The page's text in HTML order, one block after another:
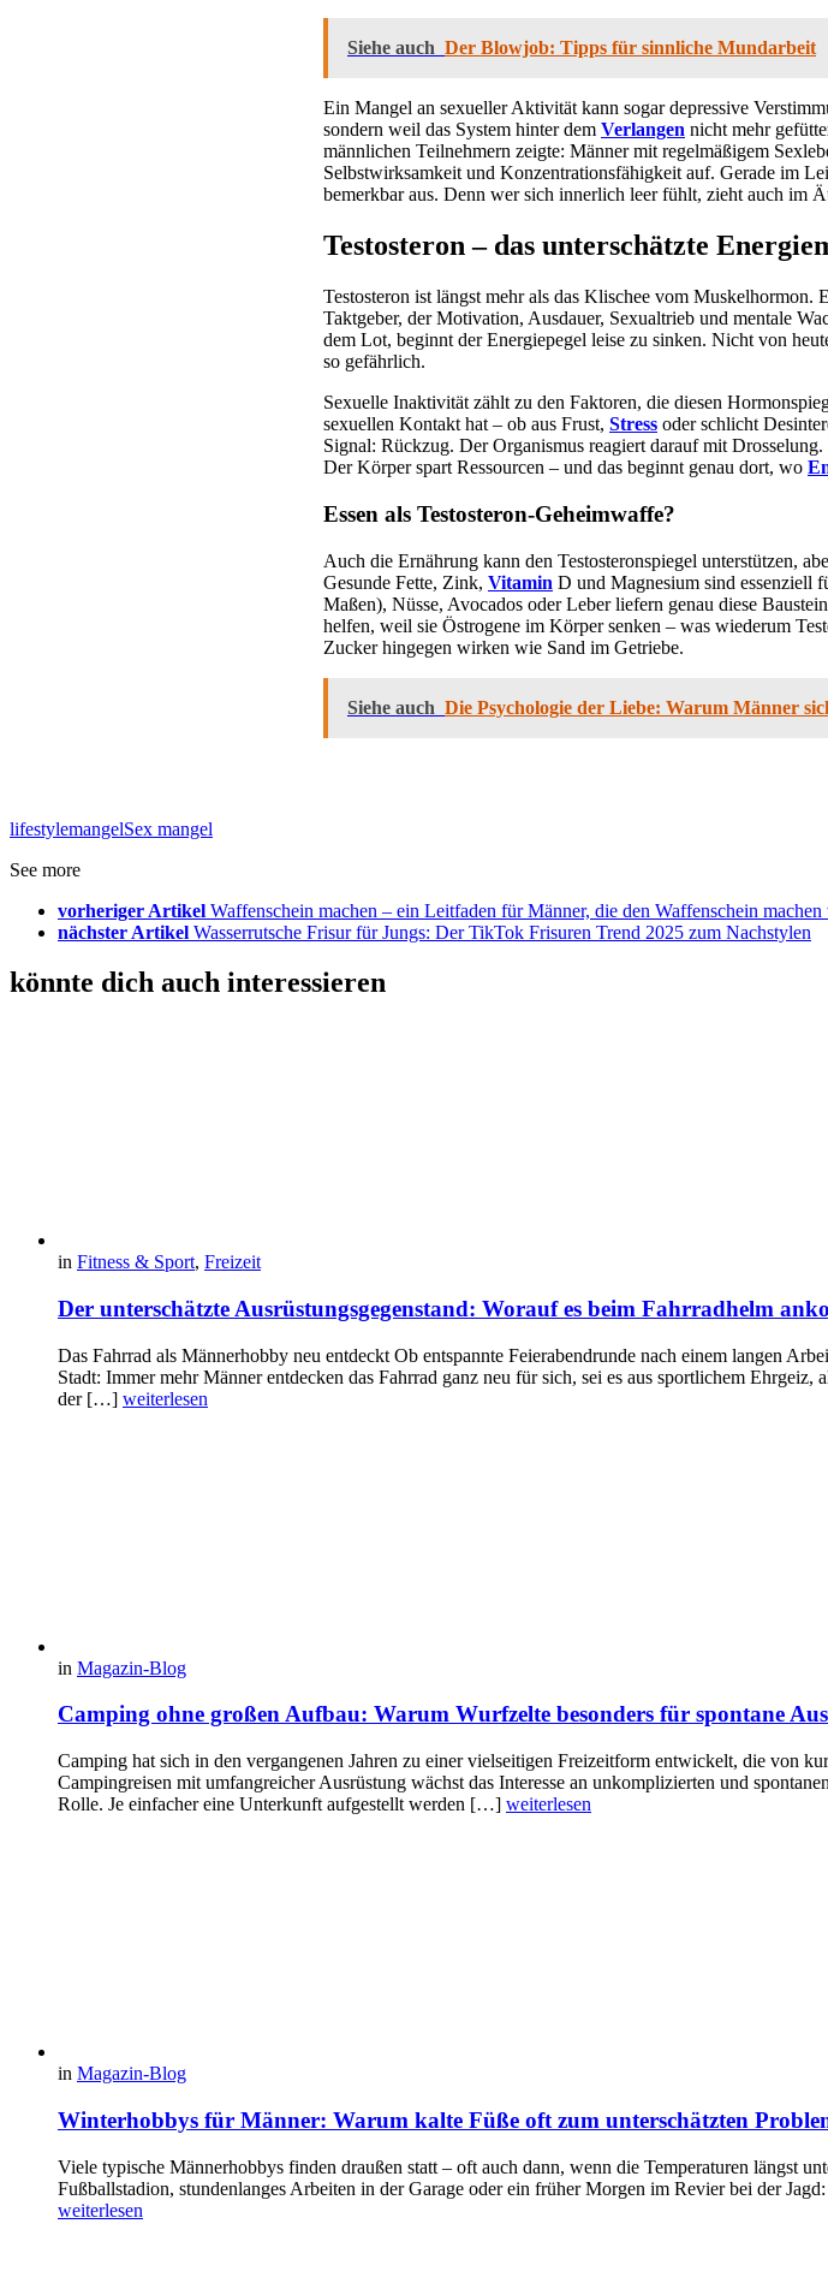
Siehe auch Der Blowjob: Tipps für sinnliche Mundarbeit
Ein Mangel an sexueller Aktivität kann sogar depressive
sondern weil das System hinter dem Verlangen nicht mehr
männlichen Teilnehmern zeigte: Männer mit regelmäßigem
Selbstwirksamkeit und Konzentrationsfähigkeit auf. Gerade im
bemerkbar aus. Denn wer sich innerlich leer fühlt, zieht auch im
Testosteron – das unterschätzte
Testosteron ist längst mehr als das Klischee vom
Taktgeber, der Motivation, Ausdauer, Sexualtrieb und mentale
dem Lot, beginnt der Energiepegel leise zu sinken. Nicht von
so gefährlich.
Sexuelle Inaktivität zählt zu den Faktoren, die diesen
sexuellen Kontakt hat – ob aus Frust, Stress oder schlicht
Signal: Rückzug. Der Organismus reagiert darauf mit
Der Körper spart Ressourcen – und das beginnt genau dort, wo
Essen als Testosteron-Geheimwaffe?
Auch die Ernährung kann den Testosteronspiegel unterstützen,
Gesunde Fette, Zink, Vitamin D und Magnesium sind essenziell
Maßen), Nüsse, Avocados oder Leber liefern genau diese
helfen, weil sie Östrogene im Körper senken – was wiederum
Zucker hingegen wirken wie Sand im Getriebe.
Siehe auch Die Psychologie der Liebe: Warum Männer
lifestylemangelSex mangel
See more
vorheriger Artikel Waffenschein machen – ein Leitfaden für Männer, die den Waffenschein
nächster Artikel Wasserrutsche Frisur für Jungs: Der TikTok Frisuren Trend 2025 zum Nachstylen
könnte dich auch interessieren
in Fitness & Sport, Freizeit
Der unterschätzte Ausrüstungsgegenstand: Worauf es beim Fahrradhelm
Das Fahrrad als Männerhobby neu entdeckt Ob entspannte Feierabendrunde nach einem langen
Stadt: Immer mehr Männer entdecken das Fahrrad ganz neu für sich, sei es aus sportlichem
der […] weiterlesen
in Magazin-Blog
Camping ohne großen Aufbau: Warum Wurfzelte besonders für spontane
Camping hat sich in den vergangenen Jahren zu einer vielseitigen Freizeitform entwickelt, die von
Campingreisen mit umfangreicher Ausrüstung wächst das Interesse an unkomplizierten und
Rolle. Je einfacher eine Unterkunft aufgestellt werden […] weiterlesen
in Magazin-Blog
Winterhobbys für Männer: Warum kalte Füße oft zum unterschätzten
Viele typische Männerhobbys finden draußen statt – oft auch dann, wenn die Temperaturen längst
Fußballstadion, stundenlanges Arbeiten in der Garage oder ein früher Morgen im Revier bei der
weiterlesen